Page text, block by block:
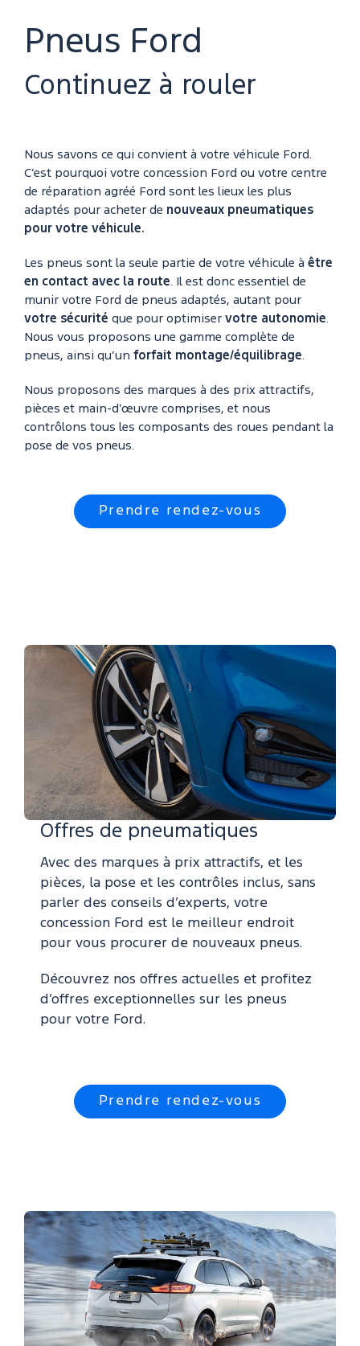
Pneus Ford
Continuez à rouler
Nous savons ce qui convient à votre véhicule Ford.
C’est pourquoi votre concession Ford ou votre centre
de réparation agréé Ford sont les lieux les plus
adaptés pour acheter de nouveaux pneumatiques
pour votre véhicule.
Les pneus sont la seule partie de votre véhicule à être
en contact avec la route. Il est donc essentiel de
munir votre Ford de pneus adaptés, autant pour
votre sécurité que pour optimiser votre autonomie.
Nous vous proposons une gamme complète de
pneus, ainsi qu’un forfait montage/équilibrage.
Nous proposons des marques à des prix attractifs,
pièces et main-d’œuvre comprises, et nous
contrôlons tous les composants des roues pendant la
pose de vos pneus.
Prendre rendez-vous
Offres de pneumatiques
Avec des marques à prix attractifs, et les
pièces, la pose et les contrôles inclus, sans
parler des conseils d’experts, votre
concession Ford est le meilleur endroit
pour vous procurer de nouveaux pneus.
Découvrez nos offres actuelles et profitez
d’offres exceptionnelles sur les pneus
pour votre Ford.
Prendre rendez-vous